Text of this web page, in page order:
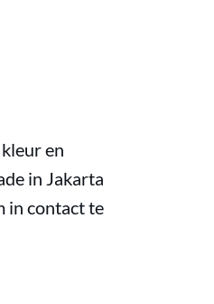
en
in Jakarta
in contact te